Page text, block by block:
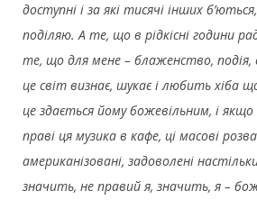
доступні і за які тисячі інших
поділяю. А те, що в рідкісні години
те, що для мене – блаженство, подія,
це світ визнає, шукає і любить хіба
це здається йому божевільним, і
праві ця музика в кафе, ці масові
американізовані, задоволені
значить, не правий я, значить, я –